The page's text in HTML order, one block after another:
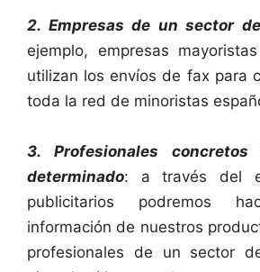
2. Empresas de un sector
ejemplo, empresas
utilizan los envíos de fax para
toda la red de minoristas
3. Profesionales
determinado: a través del
publicitarios podremos
información de nuestros
profesionales de un sector